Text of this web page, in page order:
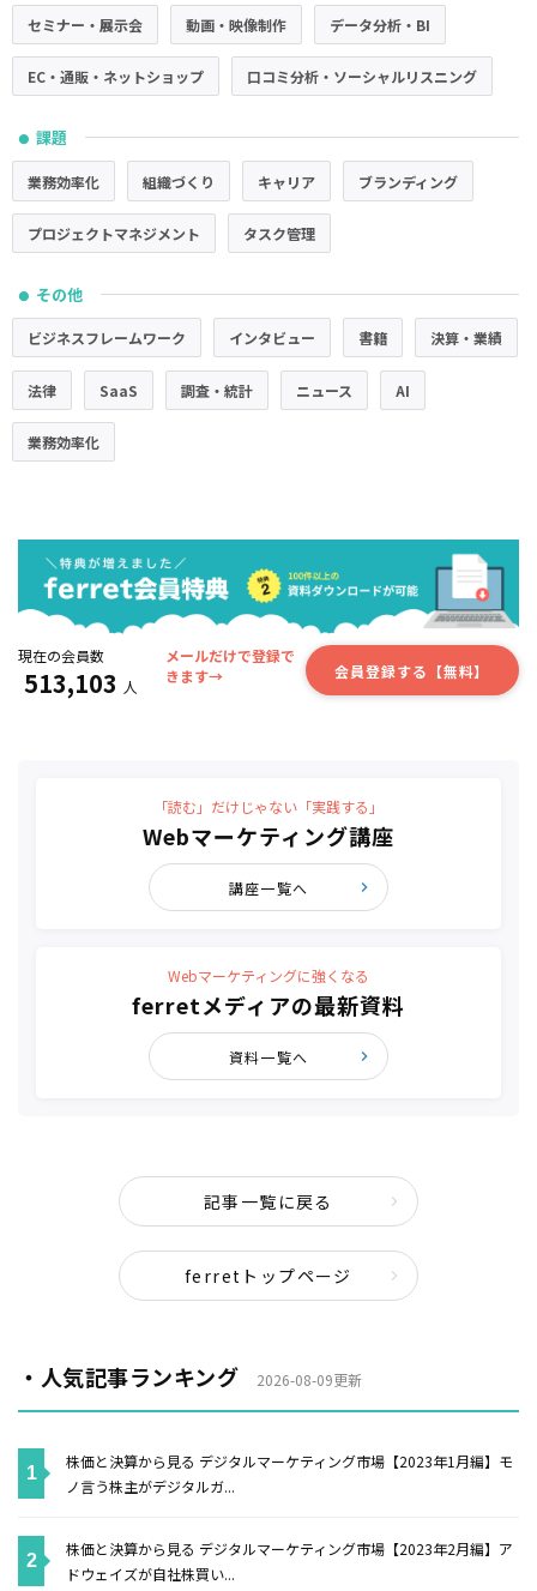
セミナー・展示会 動画・映像制作 データ分析・BI
EC・通販・ネットショップ 口コミ分析・ソーシャルリスニング
● 課題
業務効率化 組織づくり キャリア ブランディング
プロジェクトマネジメント タスク管理
● その他
ビジネスフレームワーク インタビュー 書籍 決算・業績
法律 SaaS 調査・統計 ニュース AI
業務効率化
現在の会員数
513,103 人
メールだけで登録で
きます→
会員登録する【無料】
「読む」だけじゃない「実践する」
Webマーケティング講座
講座一覧へ
Webマーケティングに強くなる
ferretメディアの最新資料
資料一覧へ
記事一覧に戻る
ferretトップページ
・人気記事ランキング 2026-08-09更新
株価と決算から見る デジタルマーケティング市場【2023年1月編】モ
ノ言う株主がデジタルガ...
株価と決算から見る デジタルマーケティング市場【2023年2月編】ア
ドウェイズが自社株買い...